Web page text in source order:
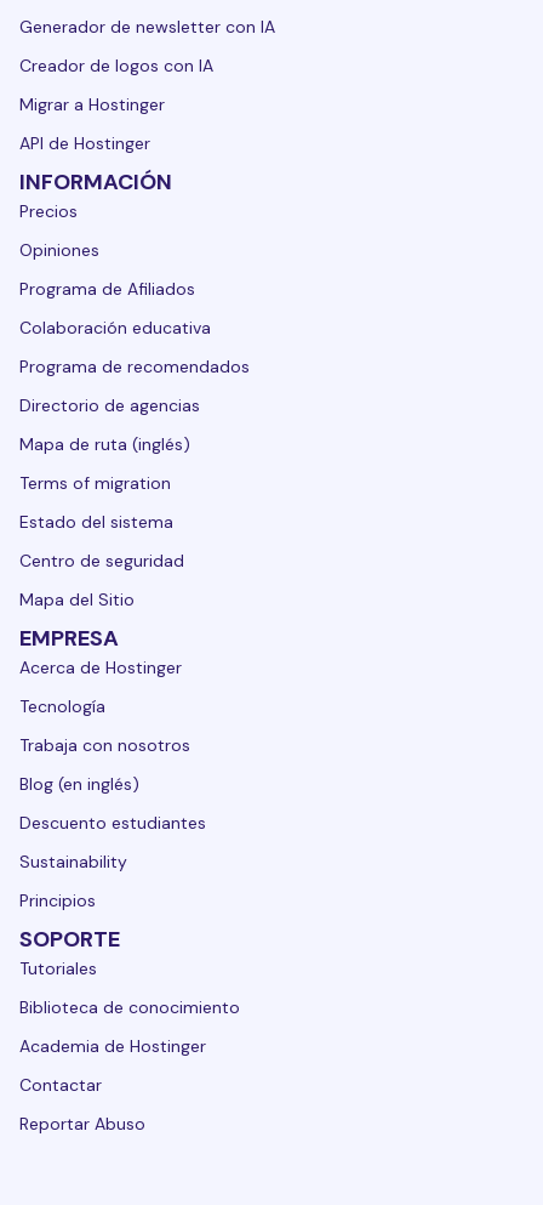
Generador de newsletter con IA
Creador de logos con IA
Migrar a Hostinger
API de Hostinger
INFORMACIÓN
Precios
Opiniones
Programa de Afiliados
Colaboración educativa
Programa de recomendados
Directorio de agencias
Mapa de ruta (inglés)
Terms of migration
Estado del sistema
Centro de seguridad
Mapa del Sitio
EMPRESA
Acerca de Hostinger
Tecnología
Trabaja con nosotros
Blog (en inglés)
Descuento estudiantes
Sustainability
Principios
SOPORTE
Tutoriales
Biblioteca de conocimiento
Academia de Hostinger
Contactar
Reportar Abuso